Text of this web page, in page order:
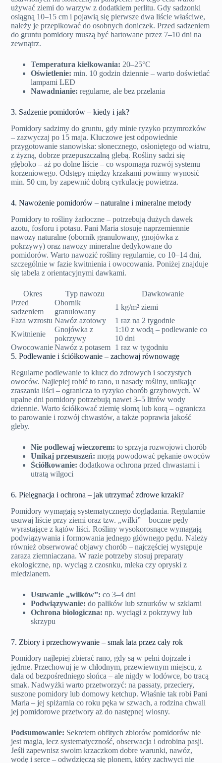
używać ziemi do warzyw z dodatkiem perlitu. Gdy sadzonki
osiągną 10–15 cm i pojawią się pierwsze dwa liście właściwe,
należy je przepikować do osobnych doniczek. Przed sadzeniem
do gruntu pomidory muszą być hartowane przez 7–10 dni na
zewnątrz.
Temperatura kiełkowania: 20–25°C
Oświetlenie: min. 10 godzin dziennie – warto doświetlać
lampami LED
Nawadnianie: regularne, ale bez przelania
3. Sadzenie pomidorów – kiedy i jak?
Pomidory sadzimy do gruntu, gdy minie ryzyko przymrozków
– zazwyczaj po 15 maja. Kluczowe jest odpowiednie
przygotowanie stanowiska: słonecznego, osłoniętego od wiatru,
z żyzną, dobrze przepuszczalną glebą. Rośliny sadzi się
głęboko – aż po dolne liście – co wspomaga rozwój systemu
korzeniowego. Odstępy między krzakami powinny wynosić
min. 50 cm, by zapewnić dobrą cyrkulację powietrza.
4. Nawożenie pomidorów – naturalne i mineralne metody
Pomidory to rośliny żarłoczne – potrzebują dużych dawek
azotu, fosforu i potasu. Pani Maria stosuje naprzemiennie
nawozy naturalne (obornik granulowany, gnojówka z
pokrzywy) oraz nawozy mineralne dedykowane do
pomidorów. Warto nawozić rośliny regularnie, co 10–14 dni,
szczególnie w fazie kwitnienia i owocowania. Poniżej znajduje
się tabela z orientacyjnymi dawkami.
Okres Typ nawozu
Dawkowanie
Przed
sadzeniem
Obornik
granulowany
1 kg/m² ziemi
Faza wzrostu Nawóz azotowy
1 raz na 2 tygodnie
Kwitnienie
Gnojówka z
pokrzywy
1:10 z wodą – podlewanie co
10 dni
Owocowanie Nawóz z potasem 1 raz w tygodniu
5. Podlewanie i ściółkowanie – zachowaj równowagę
Regularne podlewanie to klucz do zdrowych i soczystych
owoców. Najlepiej robić to rano, u nasady rośliny, unikając
zraszania liści – ogranicza to ryzyko chorób grzybowych. W
upalne dni pomidory potrzebują nawet 3–5 litrów wody
dziennie. Warto ściółkować ziemię słomą lub korą – ogranicza
to parowanie i rozwój chwastów, a także poprawia jakość
gleby.
Nie podlewaj wieczorem: to sprzyja rozwojowi chorób
Unikaj przesuszeń: mogą powodować pękanie owoców
Ściółkowanie: dodatkowa ochrona przed chwastami i
utratą wilgoci
6. Pielęgnacja i ochrona – jak utrzymać zdrowe krzaki?
Pomidory wymagają systematycznego doglądania. Regularnie
usuwaj liście przy ziemi oraz tzw. „wilki” – boczne pędy
wyrastające z kątów liści. Rośliny wysokorosnące wymagają
podwiązywania i formowania jednego głównego pędu. Należy
również obserwować objawy chorób – najczęściej występuje
zaraza ziemniaczana. W razie potrzeby stosuj preparaty
ekologiczne, np. wyciąg z czosnku, mleka czy opryski z
miedzianem.
Usuwanie „wilków”: co 3–4 dni
Podwiązywanie: do palików lub sznurków w szklarni
Ochrona biologiczna: np. wyciągi z pokrzywy lub
skrzypu
7. Zbiory i przechowywanie – smak lata przez cały rok
Pomidory najlepiej zbierać rano, gdy są w pełni dojrzałe i
jędrne. Przechowuj je w chłodnym, przewiewnym miejscu, z
dala od bezpośredniego słońca – ale nigdy w lodówce, bo tracą
smak. Nadwyżki warto przetworzyć: na passaty, przeciery,
suszone pomidory lub domowy ketchup. Właśnie tak robi Pani
Maria – jej spiżarnia co roku pęka w szwach, a rodzina chwali
jej pomidorowe przetwory aż do następnej wiosny.
Podsumowanie: Sekretem obfitych zbiorów pomidorów nie
jest magia, lecz systematyczność, obserwacja i odrobina pasji.
Jeśli zapewnisz swoim krzaczkom dobre warunki, nawóz,
wodę i serce – odwdzięczą się plonem, który zachwyci nie